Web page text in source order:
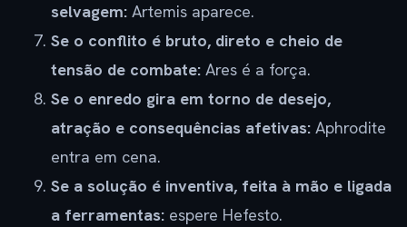
selvagem: Artemis aparece.
Se o conflito é bruto, direto e cheio de
tensão de combate: Ares é a força.
Se o enredo gira em torno de desejo,
atração e consequências afetivas: Aphrodite
entra em cena.
Se a solução é inventiva, feita à mão e ligada
a ferramentas: espere Hefesto.